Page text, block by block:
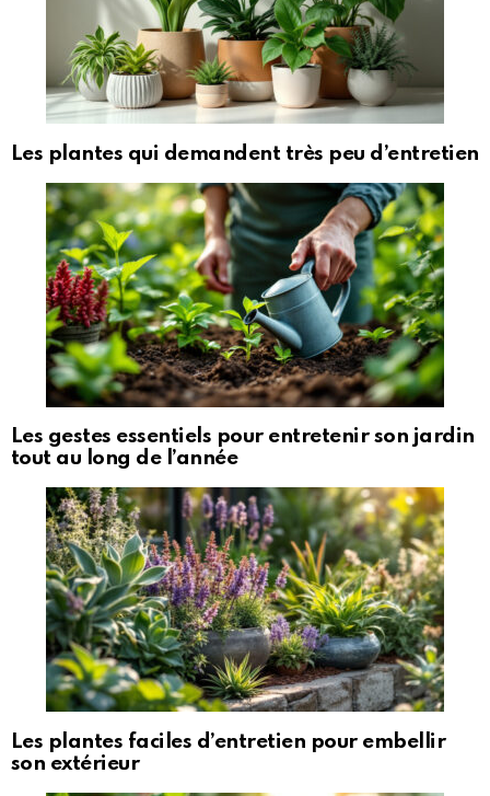
Les plantes qui demandent très peu d’entretien
Les gestes essentiels pour entretenir son jardin
tout au long de l’année
Les plantes faciles d’entretien pour embellir
son extérieur